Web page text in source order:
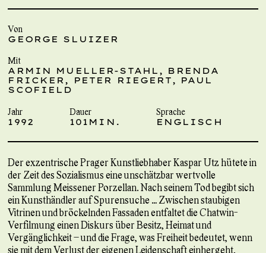
Von
GEORGE SLUIZER
Mit
ARMIN MUELLER-STAHL, BRENDA
FRICKER, PETER RIEGERT, PAUL
SCOFIELD
Jahr
1992
Dauer
101MIN.
Sprache
ENGLISCH
Der exzentrische Prager Kunstliebhaber Kaspar Utz hütete in
der Zeit des Sozialismus eine unschätzbar wertvolle
Sammlung Meissener Porzellan. Nach seinem Tod begibt sich
ein Kunsthändler auf Spurensuche … Zwischen staubigen
Vitrinen und bröckelnden Fassaden entfaltet die Chatwin-
Verfilmung einen Diskurs über Besitz, Heimat und
Vergänglichkeit – und die Frage, was Freiheit bedeutet, wenn
sie mit dem Verlust der eigenen Leidenschaft einhergeht.